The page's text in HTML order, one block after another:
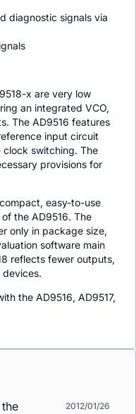
diagnostic signals via
x are very low
an integrated VCO,
The AD9516 features
input circuit
clock switching. The
provisions for
easy-to-use
the AD9516. The
only in package size,
software main
reflects fewer outputs,
the AD9516, AD9517,
2012/01/26